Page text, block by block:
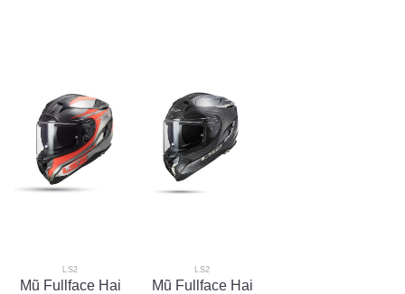
LS2
Mũ Fullface Hai
LS2
Mũ Fullface Hai